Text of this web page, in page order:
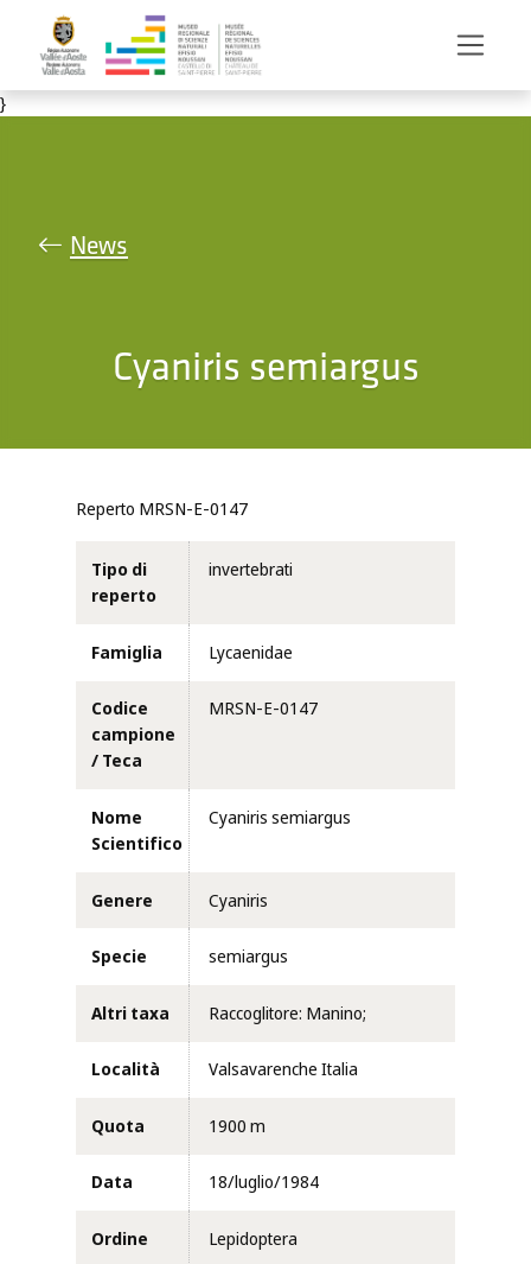
Salta al contenuto principale
}
News
Cyaniris semiargus
Reperto MRSN-E-0147
Tipo di
reperto
invertebrati
Famiglia Lycaenidae
Codice
campione
/ Teca
MRSN-E-0147
Nome
Scientifico
Cyaniris semiargus
Genere Cyaniris
Specie semiargus
Altri taxa Raccoglitore: Manino;
Località Valsavarenche Italia
Quota 1900 m
Data 18/luglio/1984
Ordine Lepidoptera